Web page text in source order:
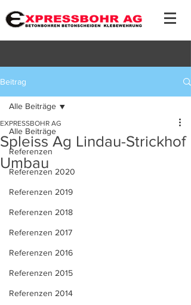
Beitrag
Alle Beiträge
Referenzen
Referenzen 2020
Referenzen 2019
Referenzen 2018
Referenzen 2017
Referenzen 2016
Referenzen 2015
Referenzen 2014
Alle Beiträge
Spleiss Ag Lindau-Strickhof
Umbau
EXPRESSBOHR AG